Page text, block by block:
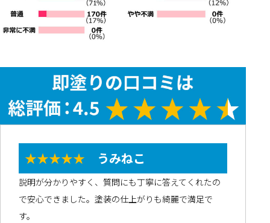
★★★★★ うみねこ
説明が分かりやすく、質問にも丁寧に答えてくれたの
で安心できました。塗装の仕上がりも綺麗で満足で
す。